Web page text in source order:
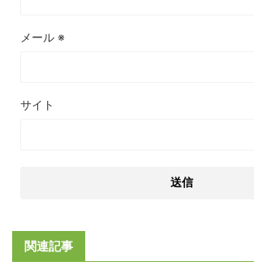
メール ※
サイト
関連記事